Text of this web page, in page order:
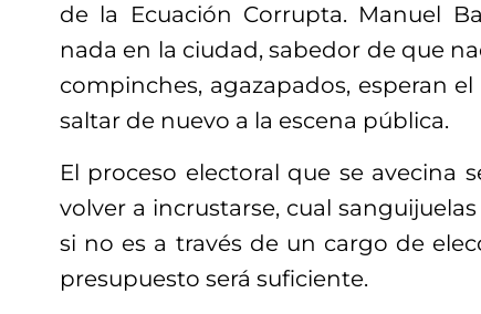
de la Ecuación Corrupta. Manuel
nada en la ciudad, sabedor de que
compinches, agazapados, esperan
saltar de nuevo a la escena pública.
El proceso electoral que se avecina
volver a incrustarse, cual
si no es a través de un cargo de
presupuesto será suficiente.